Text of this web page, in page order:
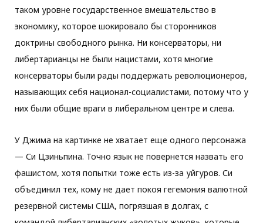
таком уровне государственное вмешательство в
экономику, которое шокировало бы сторонников
доктрины свободного рынка. Ни консерваторы, ни
либертарианцы не были нацистами, хотя многие
консерваторы были рады поддержать революционеров,
называющих себя национал-социалистами, потому что у
них были общие враги в либеральном центре и слева.
У Джима на картинке не хватает еще одного персонажа
— Си Цзиньпина. Точно язык не повернется назвать его
фашистом, хотя попытки тоже есть из-за уйгуров. Си
объединил тех, кому не дает покоя гегемония валютной
резервной системы США, погрязшая в долгах, с